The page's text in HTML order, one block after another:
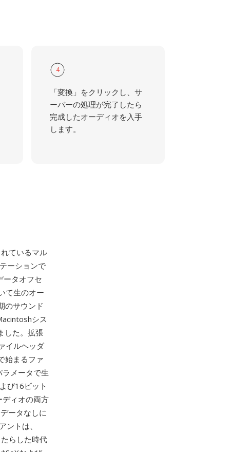
4
「変換」をクリックし、サ
ーバーの処理が完了したら
完成したオーディオを入手
します。
ているマル
ーションで
タオフセ
て生のオー
のサウンド
シス
した。拡張
イルヘッダ
始まるファ
メータで生
び16ビット
ディオの両方
ータなしに
トは、
らした時代